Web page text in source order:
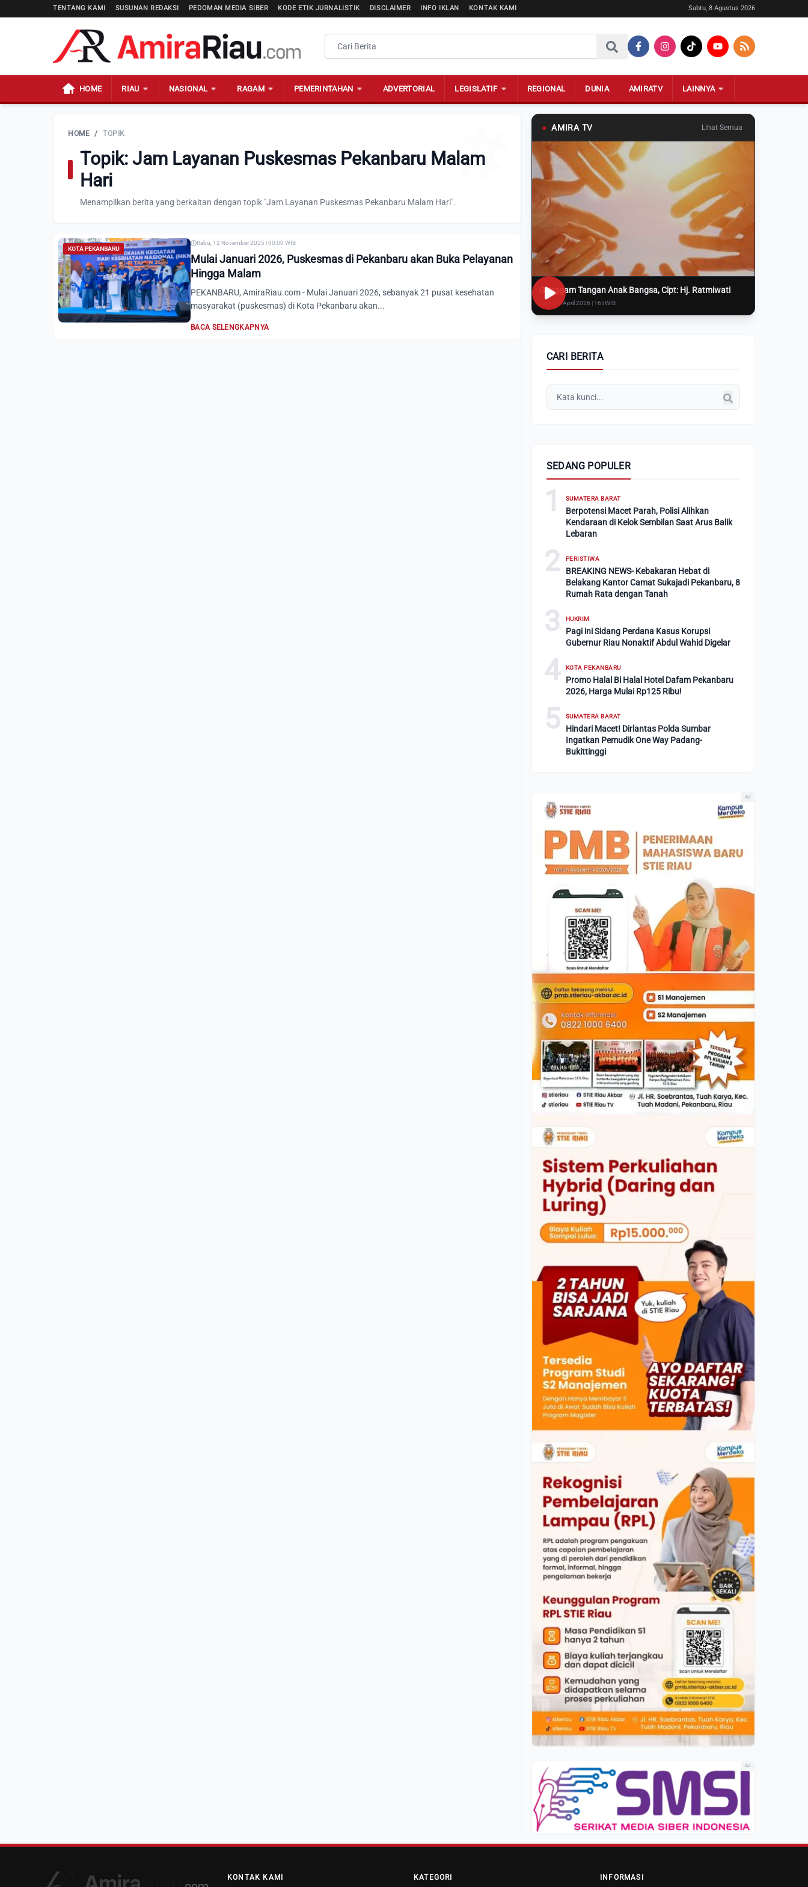
TENTANG KAMI SUSUNAN REDAKSI PEDOMAN MEDIA SIBER KODE ETIK JURNALISTIK DISCLAIMER INFO IKLAN KONTAK KAMI Sabtu, 8 Agustus 2026
HOME RIAU NASIONAL RAGAM PEMERINTAHAN ADVERTORIAL LEGISLATIF REGIONAL DUNIA AMIRATV LAINNYA
HOME / TOPIK
Topik: Jam Layanan Puskesmas Pekanbaru Malam
Hari
Menampilkan berita yang berkaitan dengan topik "Jam Layanan Puskesmas Pekanbaru Malam Hari".
KOTA PEKANBARU
Rabu, 12 November 2025 | 00:00 WIB
Mulai Januari 2026, Puskesmas di Pekanbaru akan Buka Pelayanan
Hingga Malam
PEKANBARU, AmiraRiau.com - Mulai Januari 2026, sebanyak 21 pusat kesehatan
masyarakat (puskesmas) di Kota Pekanbaru akan...
BACA SELENGKAPNYA
● AMIRA TV Lihat Semua
Genggam Tangan Anak Bangsa, Cipt: Hj. Ratmiwati
Rabu, 8 April 2026 | 16:i WIB
CARI BERITA
SEDANG POPULER
1 SUMATERA BARAT
Berpotensi Macet Parah, Polisi Alihkan
Kendaraan di Kelok Sembilan Saat Arus Balik
Lebaran
2 PERISTIWA
BREAKING NEWS- Kebakaran Hebat di
Belakang Kantor Camat Sukajadi Pekanbaru, 8
Rumah Rata dengan Tanah
3 HUKRIM
Pagi ini Sidang Perdana Kasus Korupsi
Gubernur Riau Nonaktif Abdul Wahid Digelar
4 KOTA PEKANBARU
Promo Halal Bi Halal Hotel Dafam Pekanbaru
2026, Harga Mulai Rp125 Ribu!
5 SUMATERA BARAT
Hindari Macet! Dirlantas Polda Sumbar
Ingatkan Pemudik One Way Padang-
Bukittinggi
Ad
Ad
KONTAK KAMI KATEGORI INFORMASI